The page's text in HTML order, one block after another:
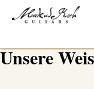
Unsere